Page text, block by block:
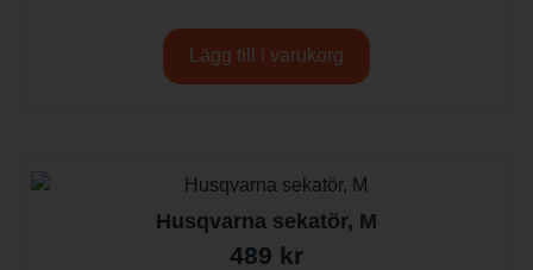
Lägg till i varukorg
Husqvarna sekatör, M
489 kr